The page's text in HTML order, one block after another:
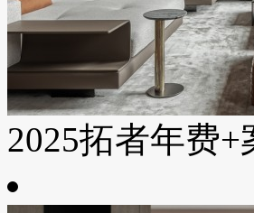
2025拓者年费